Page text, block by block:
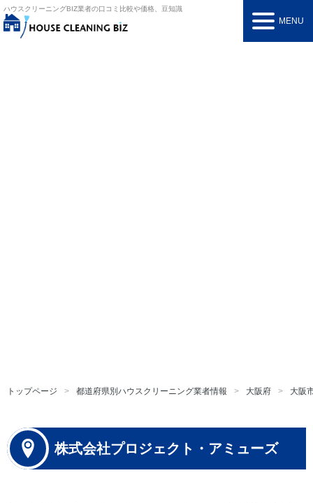
ハウスクリーニングBIZ業者の口コミ比較や価格、豆知識
MENU
トップページ 都道府県別ハウスクリーニング業者情報 大阪府 大阪
株式会社プロジェクト・アミューズ